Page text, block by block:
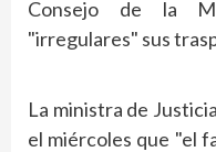
Consejo de la
"irregulares" sus
La ministra de
el miércoles que "el